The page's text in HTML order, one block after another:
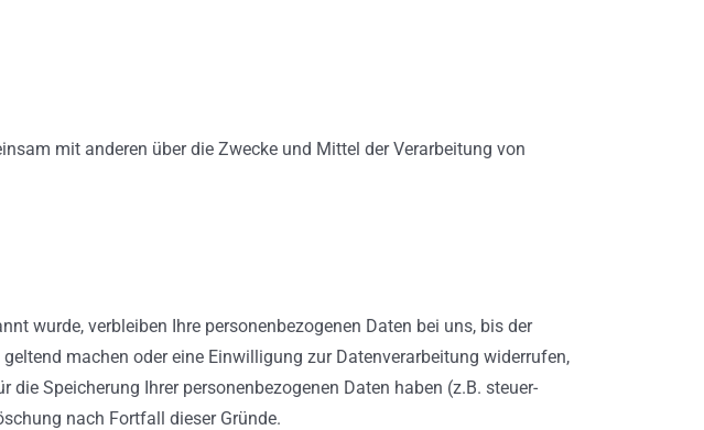
mit anderen über die Zwecke und Mittel der Verarbeitung von
wurde, verbleiben Ihre personenbezogenen Daten bei uns, bis der
machen oder eine Einwilligung zur Datenverarbeitung widerrufen,
Speicherung Ihrer personenbezogenen Daten haben (z.B. steuer-
nach Fortfall dieser Gründe.